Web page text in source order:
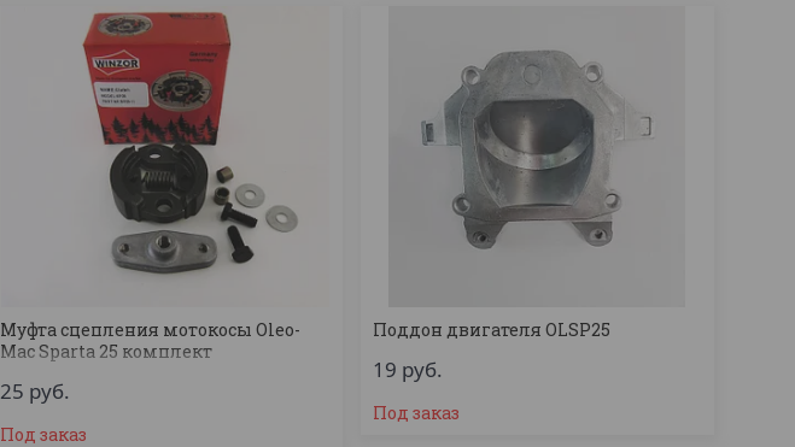
Муфта сцепления мотокосы Oleo-
Mac Sparta 25 комплект
25 руб.
Под заказ
Поддон двигателя OLSP25
19 руб.
Под заказ